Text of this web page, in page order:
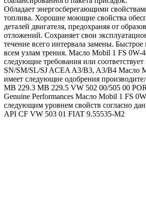
Обладает энергосберегающими
топлива. Хорошие моющие свойства
деталей двигателя, предохраняя от
отложений. Сохраняет свои
течение всего интервала замены. Быстрое
всем узлам трения. Масло Mobil 1 FS 0W-
следующие требования или
SN/SM/SL/SJ ACEA A3/B3, A3/B4 Масло
имеет следующие одобрения
MB 229.3 MB 229.5 VW 502 00/505 00
Genuine Performances Масло Mobil 1 FS
следующим уровнем свойств согласно
API CF VW 503 01 FIAT 9.55535-M2